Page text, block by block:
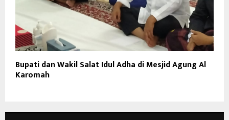
Bupati dan Wakil Salat Idul Adha di Mesjid Agung Al
Karomah